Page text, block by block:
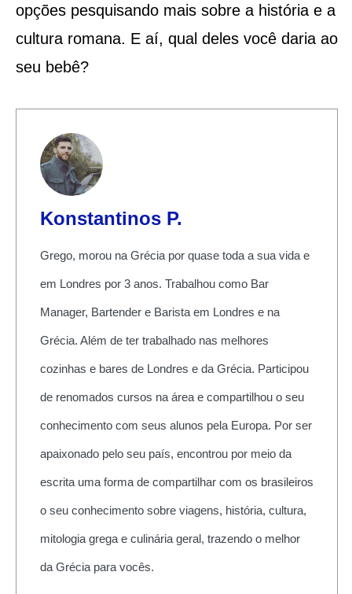
opções pesquisando mais sobre a história e a
cultura romana. E aí, qual deles você daria ao
seu bebê?
Konstantinos P.
Grego, morou na Grécia por quase toda a sua vida e
em Londres por 3 anos. Trabalhou como Bar
Manager, Bartender e Barista em Londres e na
Grécia. Além de ter trabalhado nas melhores
cozinhas e bares de Londres e da Grécia. Participou
de renomados cursos na área e compartilhou o seu
conhecimento com seus alunos pela Europa. Por ser
apaixonado pelo seu país, encontrou por meio da
escrita uma forma de compartilhar com os brasileiros
o seu conhecimento sobre viagens, história, cultura,
mitologia grega e culinária geral, trazendo o melhor
da Grécia para vocês.